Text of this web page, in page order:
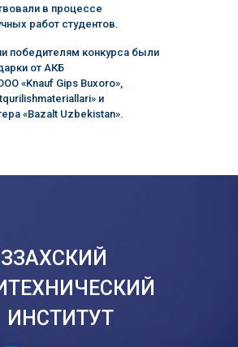
в процессе
работ студентов.
победителям конкурса были
от АКБ
«Knauf Gips Buxoro»,
и
«Bazalt Uzbekistan».
ИНСТИТУТ